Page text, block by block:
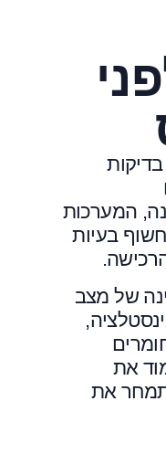
המערכות
בעיות
של מצב
את
את